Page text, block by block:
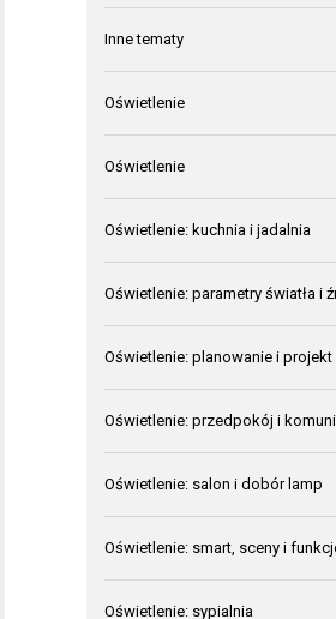
Inne tematy
Oświetlenie
Oświetlenie
Oświetlenie: kuchnia i jadalnia
Oświetlenie: parametry światła i
Oświetlenie: planowanie i projekt
Oświetlenie: przedpokój i
Oświetlenie: salon i dobór lamp
Oświetlenie: smart, sceny i
Oświetlenie: sypialnia